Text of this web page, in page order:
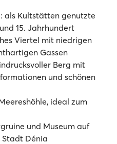
: als Kultstätten genutzte
15. Jahrhundert
Viertel mit niedrigen
Gassen
Berg mit
und schönen
ideal zum
und Museum auf
Dénia